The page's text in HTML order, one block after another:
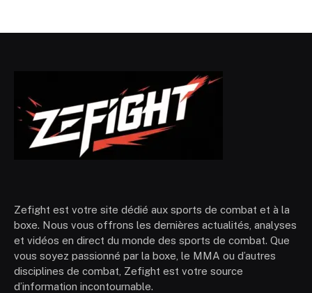
Zefight est votre site dédié aux sports de combat et à la
boxe. Nous vous offrons les dernières actualités, analyses
et vidéos en direct du monde des sports de combat. Que
vous soyez passionné par la boxe, le MMA ou d’autres
disciplines de combat, Zefight est votre source
d’information incontournable.